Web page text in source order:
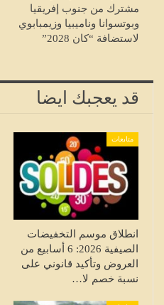
مشترك من جنوب إفريقيا
وبوتسوانا وناميبيا وزيمبابوي
لاستضافة “كان 2028”
قد يعجبك ايضا
متابعات
انطلاق موسم التخفيضات
الصيفية 2026: 6 أسابيع من
العروض وتأكيد قانوني على
نسبة خصم لا…